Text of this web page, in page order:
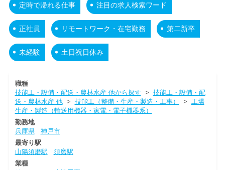
定時で帰れる仕事 注目の求人検索ワード
正社員 リモートワーク・在宅勤務 第二新卒
未経験 土日祝日休み
職種
技能工・設備・配送・農林水産 他から探す > 技能工・設備・配
送・農林水産 他> 技能工（整備・生産・製造・工事） > 工場
生産・製造（輸送用機器・家電・電子機器系）
勤務地
兵庫県
神戸市
最寄り駅
山陽須磨駅
須磨駅
業種